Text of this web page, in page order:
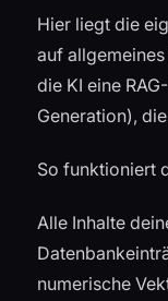
Hier liegt die
auf
die KI eine
Generation),
So funktioniert
Alle Inhalte
numerische